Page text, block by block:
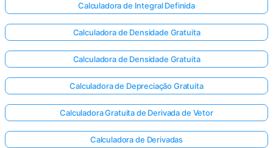
Calculadora de Integral Definida
Calculadora de Densidade Gratuita
Calculadora de Densidade Gratuita
Calculadora de Depreciação Gratuita
Calculadora Gratuita de Derivada de Vetor
Calculadora de Derivadas